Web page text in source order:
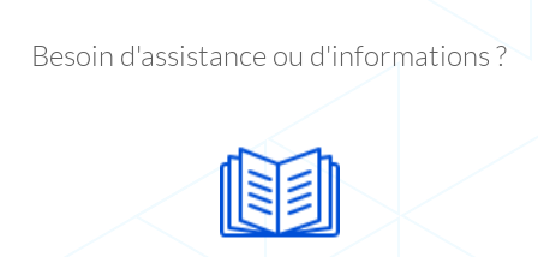
Besoin d'assistance ou d'informations ?